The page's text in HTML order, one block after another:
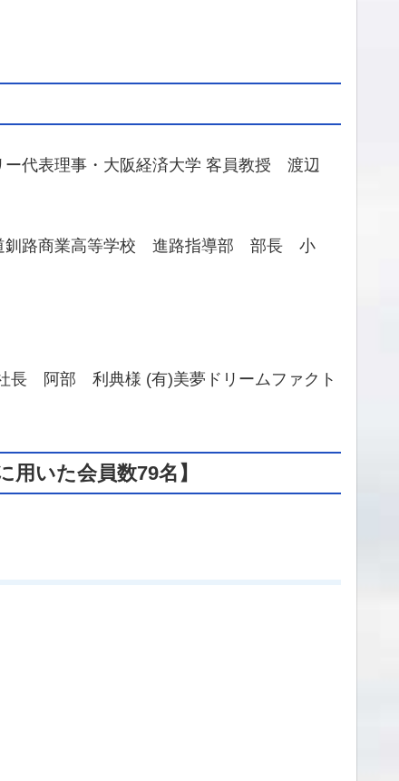
代表理事・大阪経済大学 客員教授 渡辺
釧路商業高等学校 進路指導部 部長 小
長 阿部 利典様 (有)美夢ドリームファクト
用いた会員数79名】